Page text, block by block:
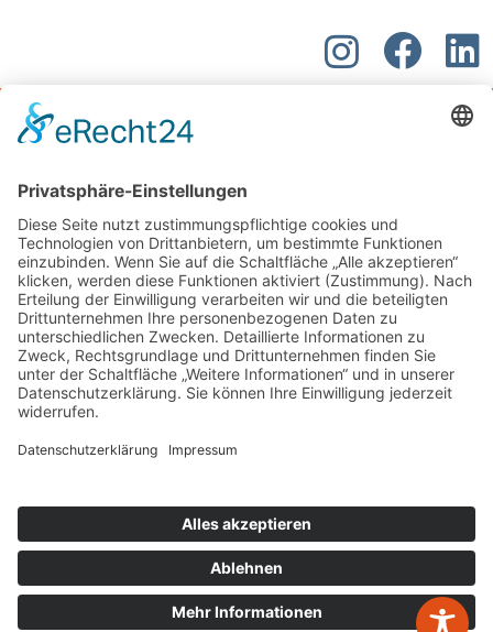
zurück zur Übersicht
W&P Steuerberatungsgesellschaft mbH & Co.
KG
05223 160002
info@wp-steuerberatung.de
Bahnhofstr. 56, 32257 Bünde
Mo. – Do.8:00 – 17:00
Newsletter Anmeldung
Leistungen